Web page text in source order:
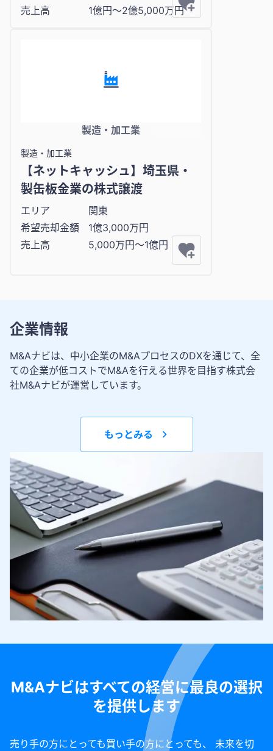
売上高
1億円〜2億5,000万円
製造・加工業
製造・加工業
【ネットキャッシュ】埼玉県・
製缶板金業の株式譲渡
エリア
関東
希望売却金額
1億3,000万円
売上高
5,000万円〜1億円
企業情報
M&Aナビは、中小企業のM&AプロセスのDXを通じて、全
ての企業が低コストでM&Aを行える世界を目指す株式会
社M&Aナビが運営しています。
もっとみる
M&Aナビはすべての経営に最良の選択
を提供します
売り手の方にとっても買い手の方にとっても、 未来を切